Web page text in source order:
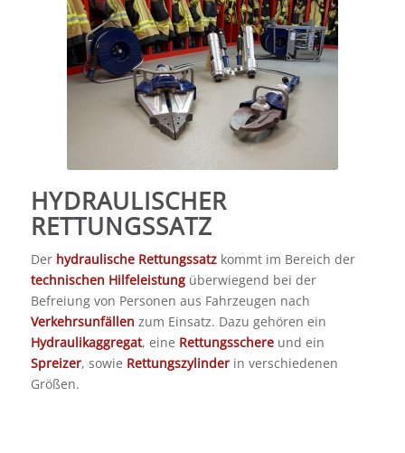
HYDRAULISCHER
RETTUNGSSATZ
Der hydraulische Rettungssatzkommt im Bereich der
technischen Hilfeleistungüberwiegend bei der
Befreiung von Personen aus Fahrzeugen nach
Verkehrsunfällen zum Einsatz. Dazu gehören ein
Hydraulikaggregat, eine Rettungsschereund ein
Spreizer, sowie Rettungszylinderin verschiedenen
Größen.